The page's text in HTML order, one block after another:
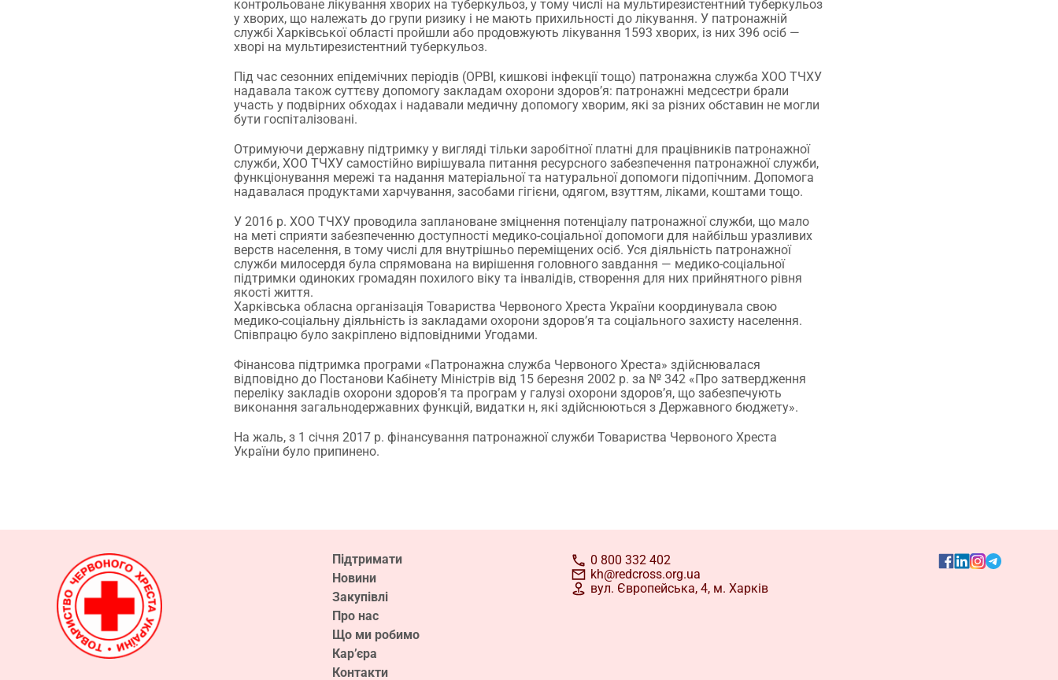
контрольоване лікування хворих на туберкульоз, у тому числі на мультирезистентний туберкульоз
у хворих, що належать до групи ризику і не мають прихильності до лікування. У патронажній
службі Харківської області пройшли або продовжують лікування 1593 хворих, із них 396 осіб —
хворі на мультирезистентний туберкульоз.
Під час сезонних епідемічних періодів (ОРВІ, кишкові інфекції тощо) патронажна служба ХОО ТЧХУ
надавала також суттєву допомогу закладам охорони здоров’я: патронажні медсестри брали
участь у подвірних обходах і надавали медичну допомогу хворим, які за різних обставин не могли
бути госпіталізовані.
Отримуючи державну підтримку у вигляді тільки заробітної платні для працівників патронажної
служби, ХОО ТЧХУ самостійно вирішувала питання ресурсного забезпечення патронажної служби,
функціонування мережі та надання матеріальної та натуральної допомоги підопічним. Допомога
надавалася продуктами харчування, засобами гігієни, одягом, взуттям, ліками, коштами тощо.
У 2016 р. ХОО ТЧХУ проводила заплановане зміцнення потенціалу патронажної служби, що мало
на меті сприяти забезпеченню доступності медико-соціальної допомоги для найбільш уразливих
верств населення, в тому числі для внутрішньо переміщених осіб. Уся діяльність патронажної
служби милосердя була спрямована на вирішення головного завдання — медико-соціальної
підтримки одиноких громадян похилого віку та інвалідів, створення для них прийнятного рівня
якості життя.
Харківська обласна організація Товариства Червоного Хреста України координувала свою
медико-соціальну діяльність із закладами охорони здоров’я та соціального захисту населення.
Співпрацю було закріплено відповідними Угодами.
Фінансова підтримка програми «Патронажна служба Червоного Хреста» здійснювалася
відповідно до Постанови Кабінету Міністрів від 15 березня 2002 р. за № 342 «Про затвердження
переліку закладів охорони здоров’я та програм у галузі охорони здоров’я, що забезпечують
виконання загальнодержавних функцій, видатки н, які здійснюються з Державного бюджету».
На жаль, з 1 січня 2017 р. фінансування патронажної служби Товариства Червоного Хреста
України було припинено.
Підтримати
Новини
Закупівлі
Про нас
Що ми робимо
Кар’єра
Контакти
0 800 332 402
kh@redcross.org.ua
вул. Європейська, 4, м. Харків